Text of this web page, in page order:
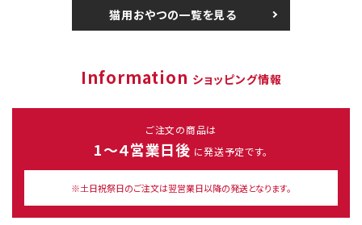
猫用おやつの一覧を見る
Information ショッピング情報
ご注文の商品は
1～４営業日後 に発送予定です。
※土日祝祭日のご注文は翌営業日以降の発送となります。